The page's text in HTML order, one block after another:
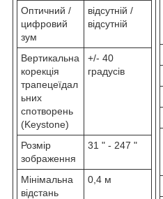
Оптичний /
цифровий
зум
відсутній /
відсутній
Вертикальна
корекція
трапецеїдал
ьних
спотворень
(Keystone)
+/- 40
градусів
Розмір
зображення
31 " - 247 "
Мінімальна
відстань
0,4 м